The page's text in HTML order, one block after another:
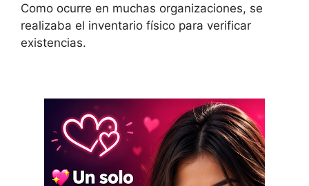
Como ocurre en muchas organizaciones, se
realizaba el inventario físico para verificar
existencias.